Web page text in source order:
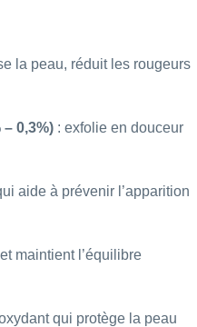
la peau, réduit les rougeurs
0,3%) : exfolie en douceur
aide à prévenir l’apparition
maintient l’équilibre
qui protège la peau